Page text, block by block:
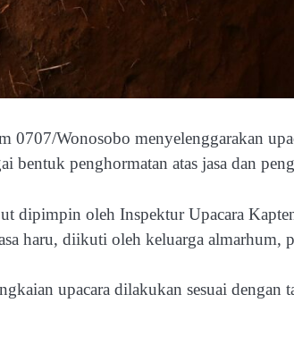
0707/Wonosobo menyelenggarakan
bentuk penghormatan atas jasa dan
dipimpin oleh Inspektur Upacara
haru, diikuti oleh keluarga almarhum,
upacara dilakukan sesuai